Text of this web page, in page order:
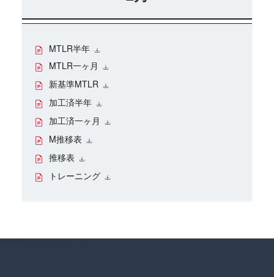
MTLR半年
MTLR一ヶ月
新基準MTLR
加工済半年
加工済一ヶ月
M推移表
推移表
トレーニング